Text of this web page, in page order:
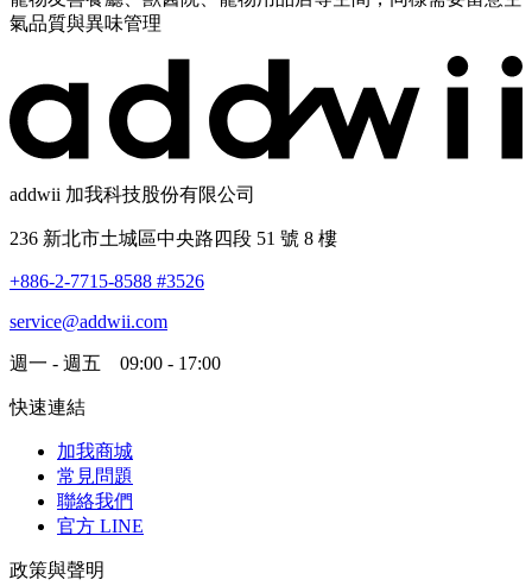
氣品質與異味管理
addwii 加我科技股份有限公司
236 新北市土城區中央路四段 51 號 8 樓
+886-2-7715-8588 #3526
service@addwii.com
週一 - 週五 09:00 - 17:00
快速連結
加我商城
常見問題
聯絡我們
官方 LINE
政策與聲明